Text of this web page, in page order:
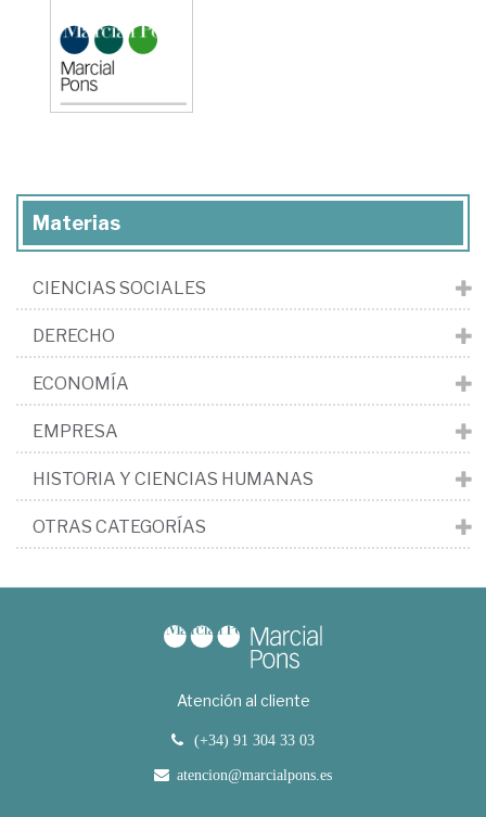
Materias
CIENCIAS SOCIALES
DERECHO
ECONOMÍA
EMPRESA
HISTORIA Y CIENCIAS HUMANAS
OTRAS CATEGORÍAS
Atención al cliente
(+34) 91 304 33 03
atencion@marcialpons.es